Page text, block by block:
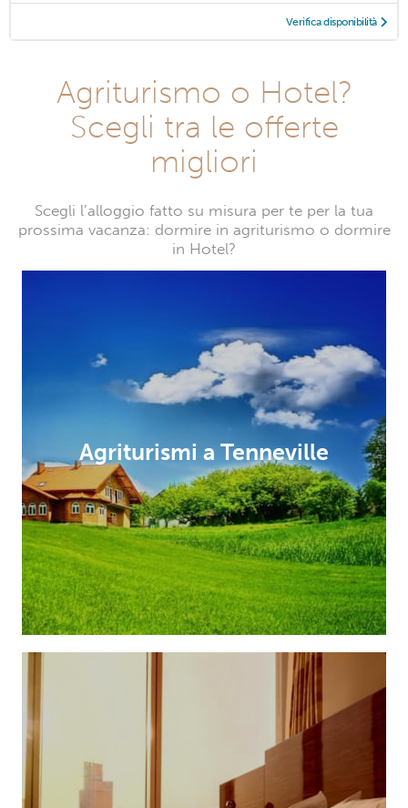
Verifica disponibilità
Agriturismo o Hotel?
Scegli tra le offerte
migliori
Scegli l’alloggio fatto su misura per te per la tua
prossima vacanza: dormire in agriturismo o dormire
in Hotel?
Agriturismi a Tenneville